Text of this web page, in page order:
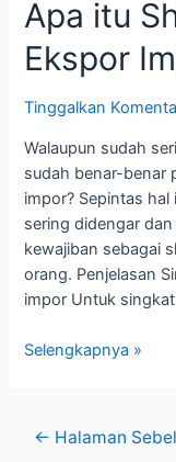
Apa itu
Ekspor
Tinggalkan
Walaupun sudah
sudah benar-benar
impor? Sepintas
sering didengar
kewajiban sebagai
orang. Penjelasan
impor Untuk
Apa
Ekspor
Selengkapnya »
Paginasi
← Halaman